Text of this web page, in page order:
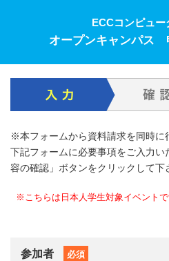
ECCコンピュー
オープンキャンパス
※本フォームから資料請求を同時に
下記フォームに必要事項をご入力
容の確認」ボタンをクリックして下
※こちらは日本人学生対象イベントで
参加者 必須